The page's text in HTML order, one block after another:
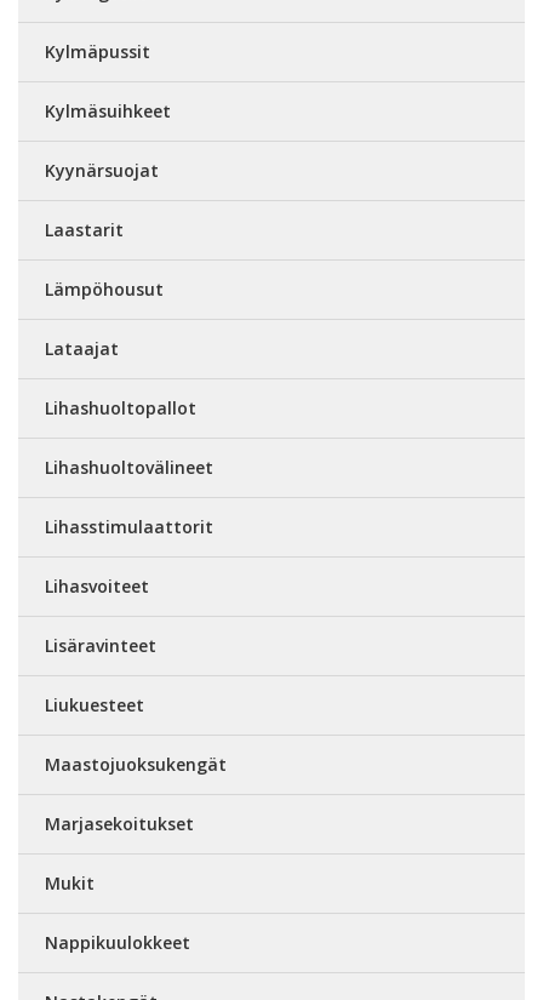
Kylmäpussit
Kylmäsuihkeet
Kyynärsuojat
Laastarit
Lämpöhousut
Lataajat
Lihashuoltopallot
Lihashuoltovälineet
Lihasstimulaattorit
Lihasvoiteet
Lisäravinteet
Liukuesteet
Maastojuoksukengät
Marjasekoitukset
Mukit
Nappikuulokkeet